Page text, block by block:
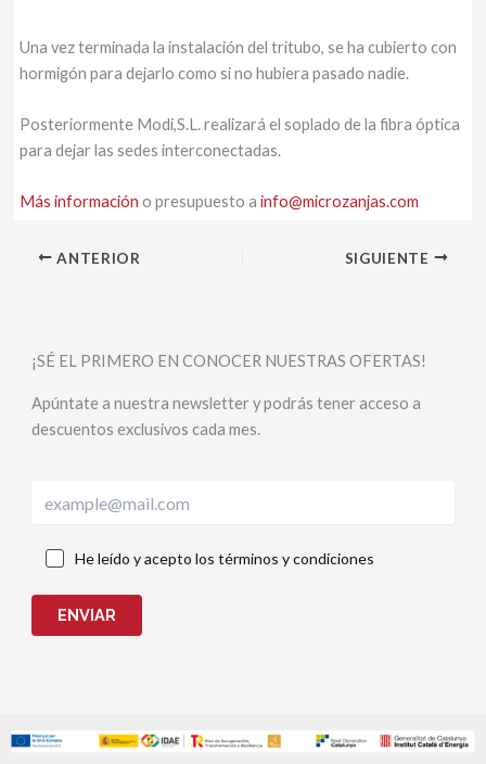
Una vez terminada la instalación del tritubo, se ha cubierto con
hormigón para dejarlo como si no hubiera pasado nadie.
Posteriormente Modi,S.L. realizará el soplado de la fibra óptica
para dejar las sedes interconectadas.
Más información o presupuesto a info@microzanjas.com
ANTERIOR SIGUIENTE
¡SÉ EL PRIMERO EN CONOCER NUESTRAS OFERTAS!
Apúntate a nuestra newsletter y podrás tener acceso a
descuentos exclusivos cada mes.
He leído y acepto los términos y condiciones
ENVIAR